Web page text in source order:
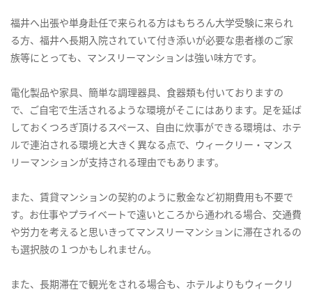
福井へ出張や単身赴任で来られる方はもちろん大学受験に来られ
る方、福井へ長期入院されていて付き添いが必要な患者様のご家
族等にとっても、マンスリーマンションは強い味方です。
電化製品や家具、簡単な調理器具、食器類も付いておりますの
で、ご自宅で生活されるような環境がそこにはあります。足を延ば
しておくつろぎ頂けるスペース、自由に炊事ができる環境は、ホテ
ルで連泊される環境と大きく異なる点で、ウィークリー・マンス
リーマンションが支持される理由でもあります。
また、賃貸マンションの契約のように敷金など初期費用も不要で
す。お仕事やプライベートで遠いところから通われる場合、交通費
や労力を考えると思いきってマンスリーマンションに滞在されるの
も選択肢の１つかもしれません。
また、長期滞在で観光をされる場合も、ホテルよりもウィークリ